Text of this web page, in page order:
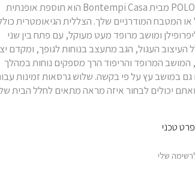
כיסא האוכל POLO מבית Bontempi Casa הוא תוספת אופנתית
או המטבח המודרניים שלך. הצללית הגיאומטרית
ומושב מרופד מעט מעוקל, עם פתח בין שני
העיצוב העגול, הגב מתעצב בנוחות לגופך, ומקדם
המושב המרופד והריפוד הרך מספקים נוחות במהלך
גם במושב עץ על פי בקשה. שלוש גרסאות זמינות
יכולים לבחור איזה מראה מתאים לחלל הבית
טכני
שלי